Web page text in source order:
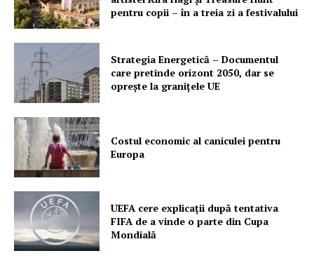
pentru copii – în a treia zi a festivalului
Strategia Energetică – Documentul
care pretinde orizont 2050, dar se
oprește la granițele UE
Costul economic al caniculei pentru
Europa
UEFA cere explicații după tentativa
FIFA de a vinde o parte din Cupa
Mondială